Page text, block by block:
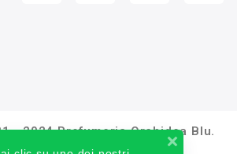
- 2024 Profumeria Orchidea Blu.
i Diritti Riservati.